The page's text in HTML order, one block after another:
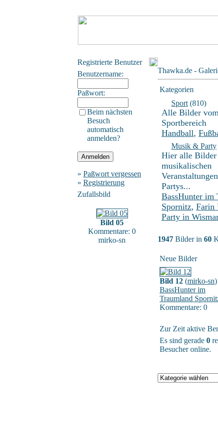
Registrierte Benutzer
Benutzername:
Paßwort:
Beim nächsten
Besuch
automatisch
anmelden?
» Paßwort vergessen
» Registrierung
Zufallsbild
Bild 05
Kommentare: 0
mirko-sn
Thawka.de -
Kategorien
Sport (810)
Alle Bilder
Sportbereich
Handball,
Musik & Party
Hier alle
musikalischen
Partys...
BassHunter im
Spornitz, Farin
Party in
1947 Bilder in 60
Neue Bilder
Bild 12 (mirko-sn)
BassHunter im
Traumland
Kommentare: 0
Zur Zeit aktive
Es sind gerade 0
Besucher online.